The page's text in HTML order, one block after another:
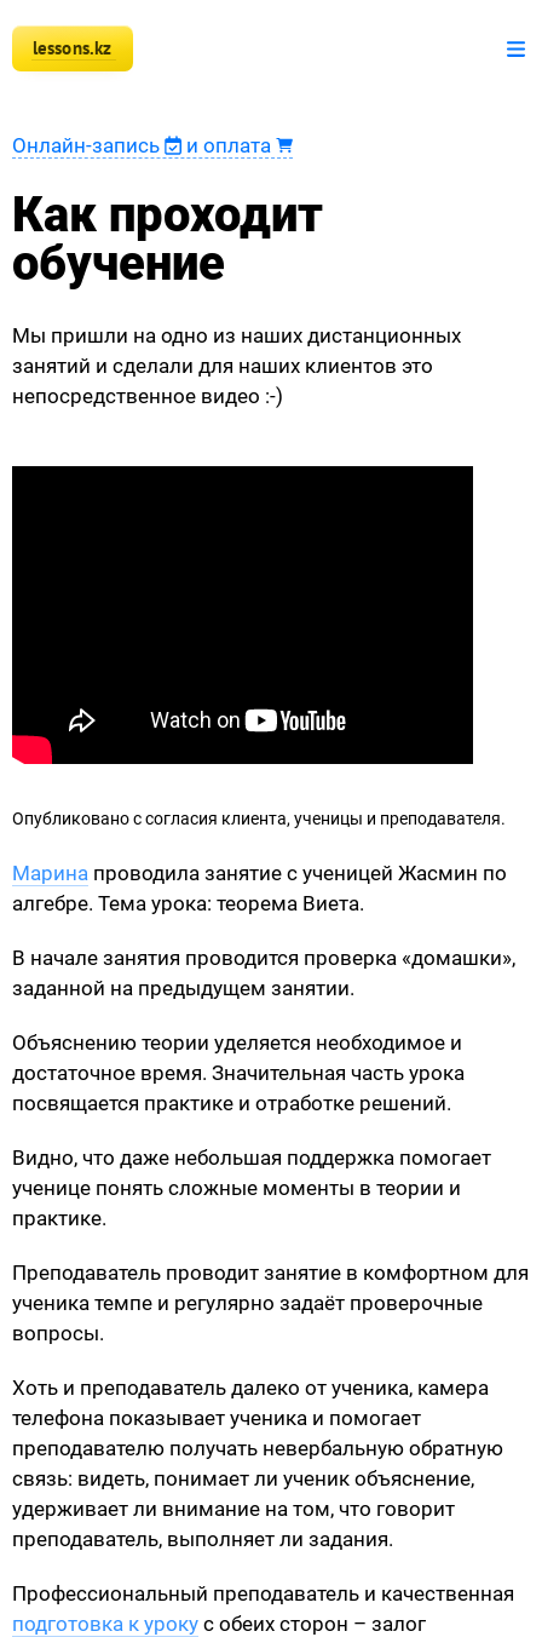
lessons.kz
+7 777 150 51 51
Математика
Информатика
Оплата
Новости
Наши ученики
Регистрация преподавателя
Онлайн-запись и оплата
Как проходит
обучение
Мы пришли на одно из наших дистанционных
занятий и сделали для наших клиентов это
непосредственное видео :-)
Опубликовано с согласия клиента, ученицы и преподавателя.
Марина проводила занятие с ученицей Жасмин по
алгебре. Тема урока: теорема Виета.
В начале занятия проводится проверка «домашки»,
заданной на предыдущем занятии.
Объяснению теории уделяется необходимое и
достаточное время. Значительная часть урока
посвящается практике и отработке решений.
Видно, что даже небольшая поддержка помогает
ученице понять сложные моменты в теории и
практике.
Преподаватель проводит занятие в комфортном для
ученика темпе и регулярно задаёт проверочные
вопросы.
Хоть и преподаватель далеко от ученика, камера
телефона показывает ученика и помогает
преподавателю получать невербальную обратную
связь: видеть, понимает ли ученик объяснение,
удерживает ли внимание на том, что говорит
преподаватель, выполняет ли задания.
Профессиональный преподаватель и качественная
подготовка к уроку с обеих сторон – залог